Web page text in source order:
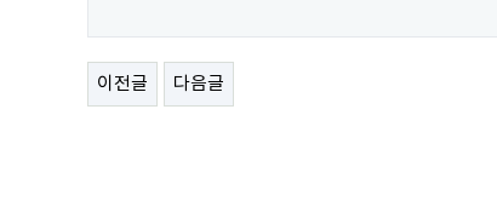
이전글 다음글